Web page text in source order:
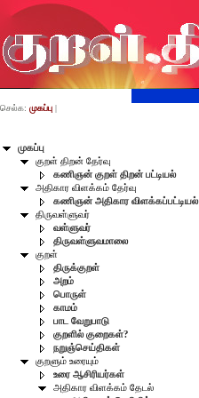
முகப்பு
குறள் திறன் தேர்வு
கணிஞன் குறள் திறன் பட்டியல்
அதிகார விளக்கம் தேர்வு
கணிஞன் அதிகார விளக்கப்பட்டியல்
திருவள்ளுவர்
வள்ளுவர்
திருவள்ளுவமாலை
குறள்
திருக்குறள்
அறம்
பொருள்
காமம்
பாட வேறுபாடு
குறளில் குறைகள்?
நறுஞ்செய்திகள்
குறளும் உரையும்
உரை ஆசிரியர்கள்
அதிகார விளக்கம் தேடல்
செல்க: முகப்பு |